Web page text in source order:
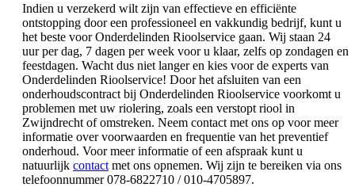
Indien u verzekerd wilt zijn van effectieve en efficiënte
ontstopping door een professioneel en vakkundig bedrijf, kunt u
het beste voor Onderdelinden Rioolservice gaan. Wij staan 24
uur per dag, 7 dagen per week voor u klaar, zelfs op zondagen en
feestdagen. Wacht dus niet langer en kies voor de experts van
Onderdelinden Rioolservice! Door het afsluiten van een
onderhoudscontract bij Onderdelinden Rioolservice voorkomt u
problemen met uw riolering, zoals een verstopt riool in
Zwijndrecht of omstreken. Neem contact met ons op voor meer
informatie over voorwaarden en frequentie van het preventief
onderhoud. Voor meer informatie of een afspraak kunt u
natuurlijk contact met ons opnemen. Wij zijn te bereiken via ons
telefoonnummer 078-6822710 / 010-4705897.